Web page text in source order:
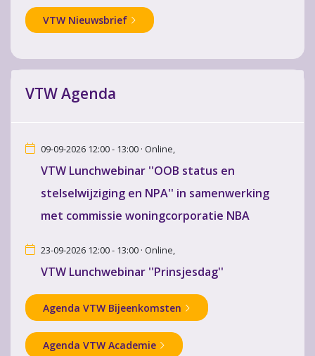
VTW Nieuwsbrief
VTW Agenda
09-09-2026 12:00 - 13:00 · Online,
VTW Lunchwebinar ''OOB status en
stelselwijziging en NPA'' in samenwerking
met commissie woningcorporatie NBA
23-09-2026 12:00 - 13:00 · Online,
VTW Lunchwebinar ''Prinsjesdag''
Agenda VTW Bijeenkomsten
Agenda VTW Academie